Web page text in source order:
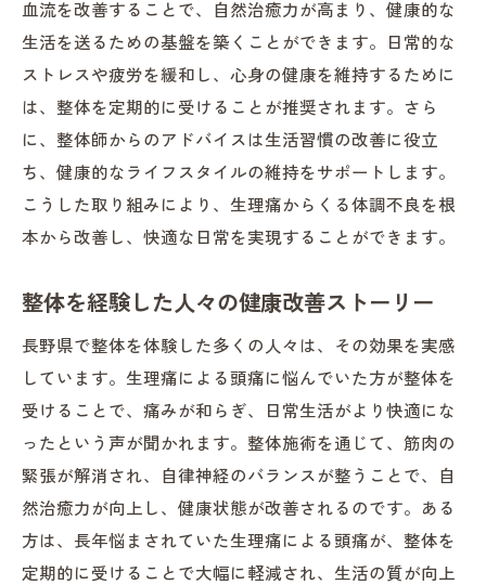
血流を改善することで、自然治癒力が高まり、健康的な
生活を送るための基盤を築くことができます。日常的な
ストレスや疲労を緩和し、心身の健康を維持するために
は、整体を定期的に受けることが推奨されます。さら
に、整体師からのアドバイスは生活習慣の改善に役立
ち、健康的なライフスタイルの維持をサポートします。
こうした取り組みにより、生理痛からくる体調不良を根
本から改善し、快適な日常を実現することができます。
整体を経験した人々の健康改善ストーリー
長野県で整体を体験した多くの人々は、その効果を実感
しています。生理痛による頭痛に悩んでいた方が整体を
受けることで、痛みが和らぎ、日常生活がより快適にな
ったという声が聞かれます。整体施術を通じて、筋肉の
緊張が解消され、自律神経のバランスが整うことで、自
然治癒力が向上し、健康状態が改善されるのです。ある
方は、長年悩まされていた生理痛による頭痛が、整体を
定期的に受けることで大幅に軽減され、生活の質が向上